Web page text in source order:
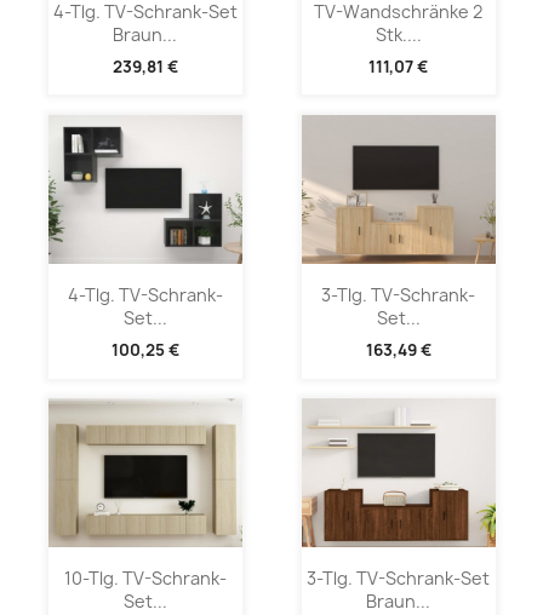
4-Tlg. TV-Schrank-Set
Braun...
239,81 €
TV-Wandschränke 2
Stk....
111,07 €
4-Tlg. TV-Schrank-
Set...
100,25 €
3-Tlg. TV-Schrank-
Set...
163,49 €
10-Tlg. TV-Schrank-
Set...
3-Tlg. TV-Schrank-Set
Braun...